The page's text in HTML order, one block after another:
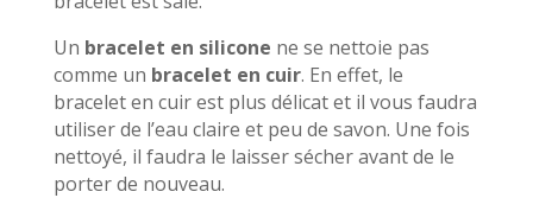
Un bracelet en silicone ne se nettoie pas
comme un bracelet en cuir. En effet, le
bracelet en cuir est plus délicat et il vous faudra
utiliser de l’eau claire et peu de savon. Une fois
nettoyé, il faudra le laisser sécher avant de le
porter de nouveau.